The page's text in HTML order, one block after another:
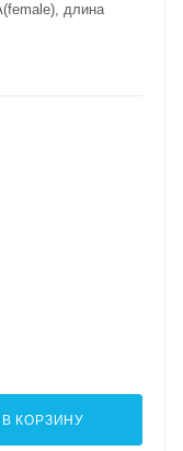
длина
В КОРЗИНУ